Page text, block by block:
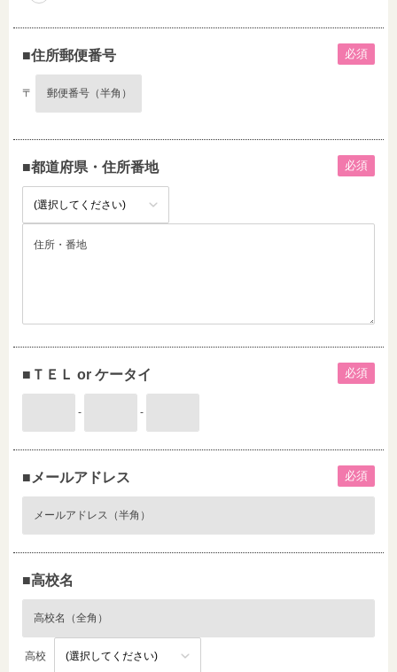
■住所郵便番号 必須
〒
■都道府県・住所番地 必須
■ＴＥＬ or ケータイ 必須
- -
■メールアドレス 必須
■高校名
高校